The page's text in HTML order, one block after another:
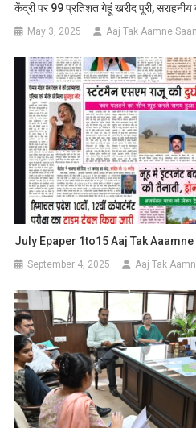
केंद्री पर 99 प्रतिशत गेहूं खरीद पूरी, सराहनीय
May 3, 2025 Aaj Tak Aamne
July Epaper 1to15 Aaj Tak
September 4, 2025 Aaj Tak